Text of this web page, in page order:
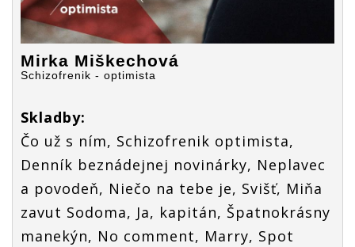
Mirka Miškechová
Schizofrenik - optimista
Skladby:
Čo už s ním, Schizofrenik optimista,
Denník beznádejnej novinárky, Neplavec
a povodeň, Niečo na tebe je, Svišť, Miňa
zavut Sodoma, Ja, kapitán, Špatnokrásny
manekýn, No comment, Marry, Spot